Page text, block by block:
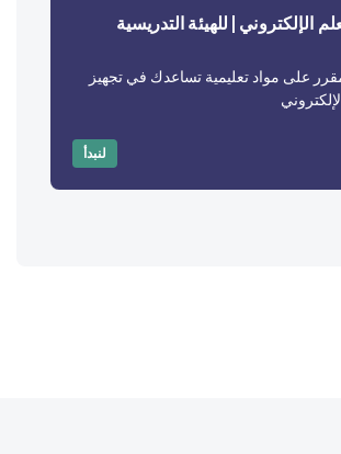
الإلكتروني | للهيئة التدريسية
على مواد تعليمية تساعدك في تجهيز
لنبدأ